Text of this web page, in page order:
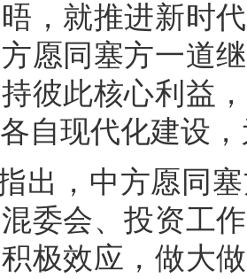
，就推进新时
愿同塞方一道
彼此核心利益
自现代化建设
出，中方愿同
委会、投资工
极效应，做大